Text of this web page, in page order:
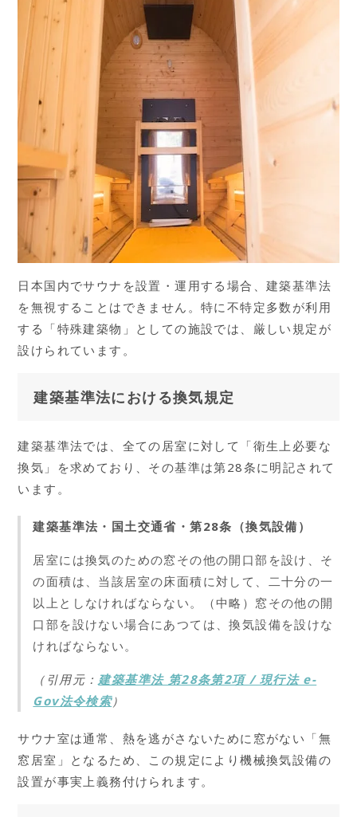
日本国内でサウナを設置・運用する場合、建築基準法
を無視することはできません。特に不特定多数が利用
する「特殊建築物」としての施設では、厳しい規定が
設けられています。
建築基準法における換気規定
建築基準法では、全ての居室に対して「衛生上必要な
換気」を求めており、その基準は第28条に明記されて
います。
建築基準法・国土交通省・第28条（換気設備）
居室には換気のための窓その他の開口部を設け、そ
の面積は、当該居室の床面積に対して、二十分の一
以上としなければならない。（中略）窓その他の開
口部を設けない場合にあつては、換気設備を設けな
ければならない。
（引用元： 建築基準法 第28条第2項 / 現行法 e-
Gov法令検索）
サウナ室は通常、熱を逃がさないために窓がない「無
窓居室」となるため、この規定により機械換気設備の
設置が事実上義務付けられます。